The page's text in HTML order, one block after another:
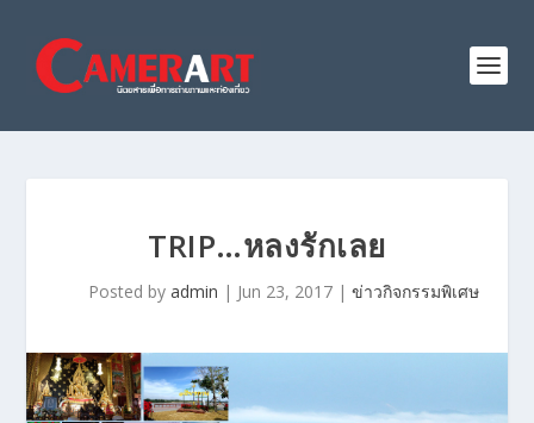
TRIP…หลงรักเลย
Posted by admin | Jun 23, 2017 | ข่าวกิจกรรมพิเศษ